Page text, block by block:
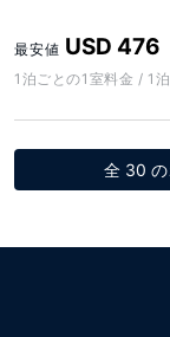
最安値 USD 476
1泊ごとの1室料金 / 1泊
全 30